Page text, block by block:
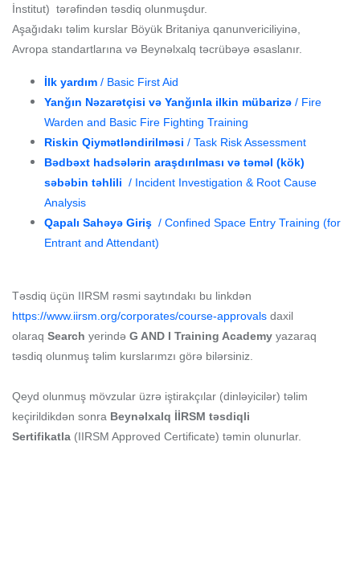
İnstitut) tərəfindən təsdiq olunmuşdur.
Aşağıdakı təlim kurslar Böyük Britaniya qanunvericiliyinə,
Avropa standartlarına və Beynəlxalq təcrübəyə əsaslanır.
İlk yardım / Basic First Aid
Yanğın Nəzarətçisi və Yanğınla ilkin mübarizə / Fire
Warden and Basic Fire Fighting Training
Riskin Qiymətləndirilməsi / Task Risk Assessment
Bədbəxt hadsələrin araşdırılması və təməl (kök)
səbəbin təhlili / Incident Investigation & Root Cause
Analysis
Qapalı Sahəyə Giriş / Confined Space Entry Training (for
Entrant and Attendant)
Təsdiq üçün IIRSM rəsmi saytındakı bu linkdən
https://www.iirsm.org/corporates/course-approvals daxil
olaraq Search yerində G AND I Training Academy yazaraq
təsdiq olunmuş təlim kurslarımzı görə bilərsiniz.
Qeyd olunmuş mövzular üzrə iştirakçılar (dinləyicilər) təlim
keçirildikdən sonra Beynəlxalq İİRSM təsdiqli
Sertifikatla (IIRSM Approved Certificate) təmin olunurlar.